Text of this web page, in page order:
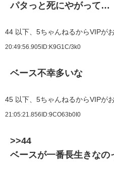
パタっと死にやがって…
44 以下、5ちゃんねるからVIPが
20:49:56.905 ID:K9G1C/3k0
ベース不幸多いな
45 以下、5ちゃんねるからVIPが
21:05:21.856 ID:9CO63b0I0
>>44
ベースが一番長生きなの